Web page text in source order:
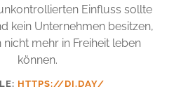
Einfluss sollte
kein Unternehmen besitzen,
mehr in Freiheit leben
können.
HTTPS://DI.DAY/